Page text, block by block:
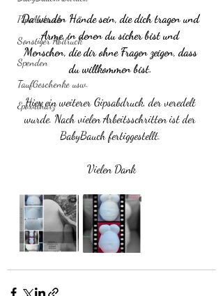
PopoAbdruck
Sonstiger Abdruck
Spenden
TaufGeschenke usw.
Epoxidharz
Da werden Hände sein, die dich tragen und
Arme, in denen du sicher bist und
Menschen, die dir ohne Fragen zeigen, dass
du willkommen bist.
Hier ein weiterer Gipsabdruck, der veredelt
wurde. Nach vielen Arbeitsschritten ist der
BabyBauch fertiggestellt.
Vielen Dank